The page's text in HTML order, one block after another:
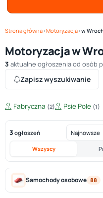
Strona główna›Motoryzacja›w
Motoryzacja w
3 aktualne ogłoszenia od osób
Zapisz wyszukiwanie
Fabryczna (2) Psie Pole (1)
3 ogłoszeń
Wszyscy
Samochody osobowe 88